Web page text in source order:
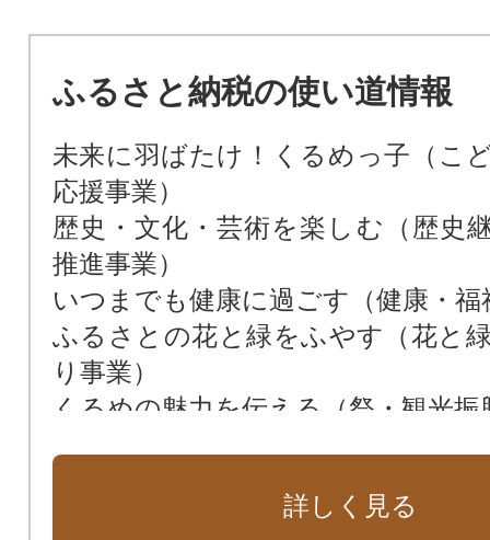
ふるさと納税の使い道情報
未来に羽ばたけ！くるめっ子（こ
応援事業）
歴史・文化・芸術を楽しむ（歴史
推進事業）
いつまでも健康に過ごす（健康・福
ふるさとの花と緑をふやす（花と
り事業）
くるめの魅力を伝える（祭・観光振
詳しく見る